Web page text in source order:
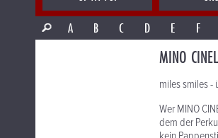
A
B C D E F
MINO
miles smiles -
Wer MINO
dem der